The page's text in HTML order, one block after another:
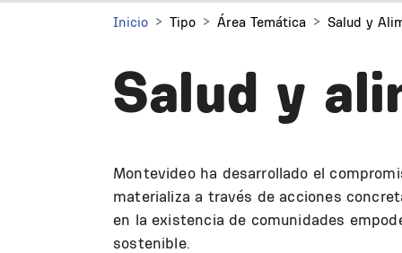
Inicio Tipo Área Temática Salud y
Salud y
Montevideo ha desarrollado el
materializa a través de acciones
en la existencia de comunidades
sostenible.